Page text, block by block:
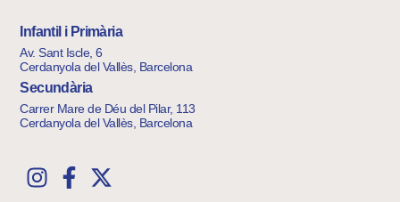
Infantil i Primària
Av. Sant Iscle, 6
Cerdanyola del Vallès, Barcelona
Secundària
Carrer Mare de Déu del Pilar, 113
Cerdanyola del Vallès, Barcelona